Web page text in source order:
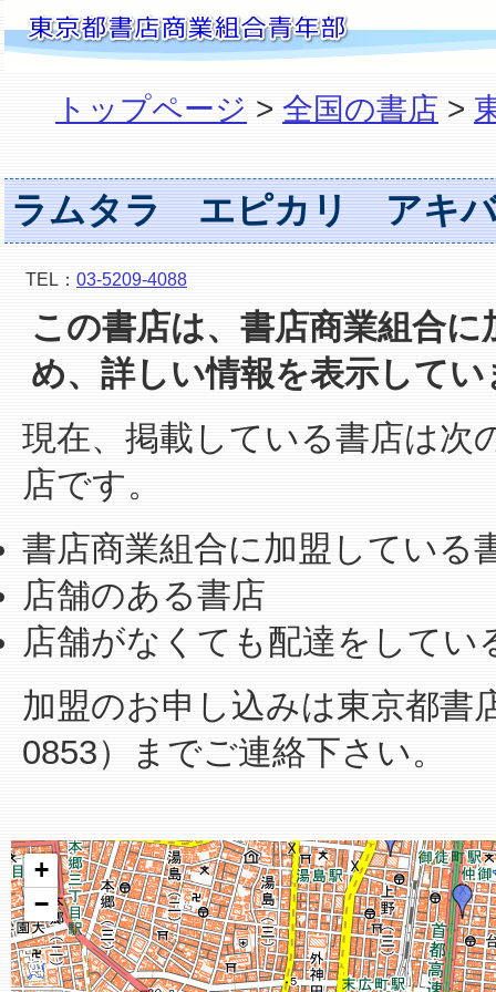
トップページ > 全国の書店 >
ラムタラ エピカリ アキ
TEL： 03-5209-4088
この書店は、書店商業組合
め、詳しい情報を表示して
現在、掲載している書店は次
店です。
書店商業組合に加盟している
店舗のある書店
店舗がなくても配達をしてい
加盟のお申し込みは東京都書
0853）までご連絡下さい。
+
−